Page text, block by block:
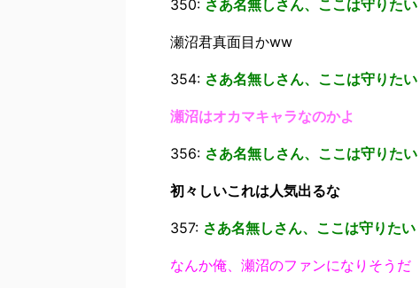
350: さあ名無しさん、ここは守りたい
瀬沼君真面目かww
354: さあ名無しさん、ここは守りたい
瀬沼はオカマキャラなのかよ
356: さあ名無しさん、ここは守りたい
初々しいこれは人気出るな
357: さあ名無しさん、ここは守りたい
なんか俺、瀬沼のファンになりそうだ